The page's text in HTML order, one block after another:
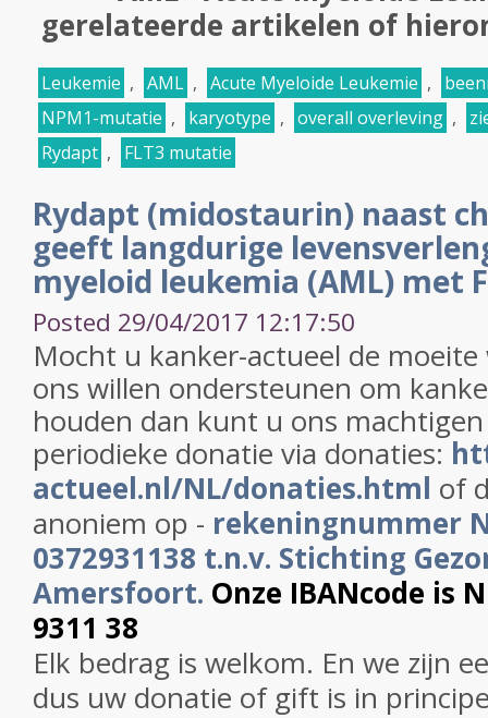
gerelateerde artikelen of
Leukemie , AML , Acute Myeloide Leukemie ,
NPM1-mutatie , karyotype , overall overleving ,
Rydapt , FLT3 mutatie
Rydapt (midostaurin) naast
geeft langdurige
myeloid leukemia (AML) met
Posted 29/04/2017 12:17:50
Mocht u kanker-actueel de
ons willen ondersteunen om
houden dan kunt u ons
periodieke donatie via donaties:
actueel.nl/NL/donaties.html of
anoniem op - rekeningnummer
0372931138 t.n.v. Stichting
Amersfoort. Onze IBANcode is
9311 38
Elk bedrag is welkom. En we zijn
dus uw donatie of gift is in